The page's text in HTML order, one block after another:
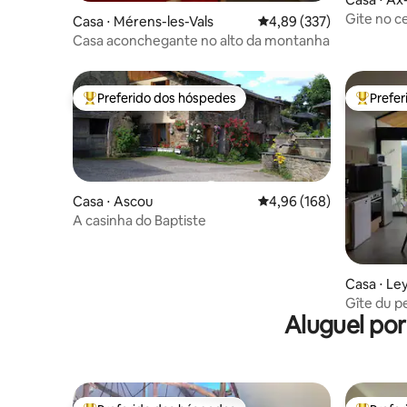
Casa ⋅ Mérens-les-Vals 4,89 de uma avaliação
4,89 (337)
Casa aconchegante no alto da montanha
Gite no
Entre os melhores preferidos dos hóspedes
Preferido dos hóspedes
Casa ⋅ Ascou 4,96 de uma avaliação
4,96 (168)
A casinha do Baptiste
Entre
Casa ⋅
Gîte du
Aluguel